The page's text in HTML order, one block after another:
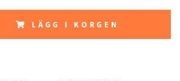
LÄGG I KORGEN